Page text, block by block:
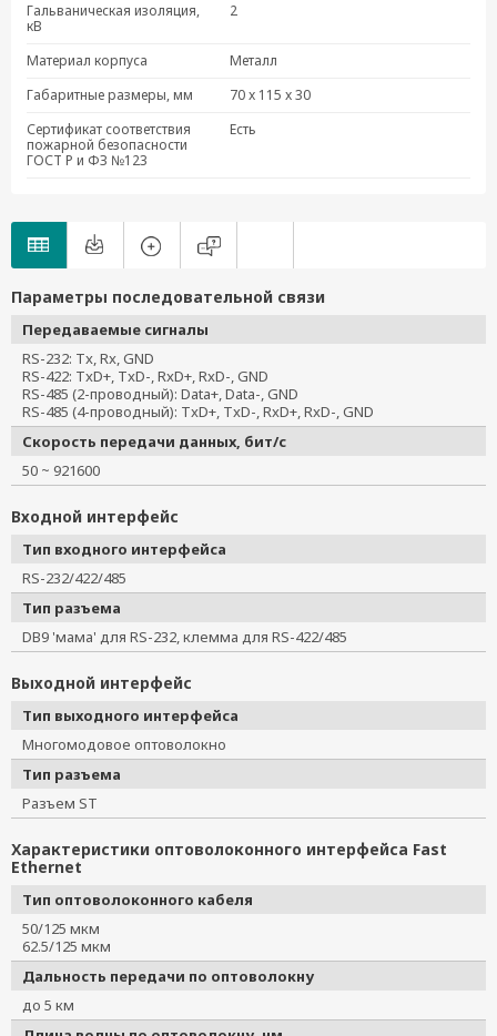
ICF-1150I-S-ST-T-IEX
ICF-1150-M-SC-T-IEX
ICF-1150-M-ST-IEX
ICF-1150-M-ST-T-IEX
ICF-1150-S-SC-IEX
ICF-1150-S-ST-T-IEX
ICF-1150-M-SC
ICF-1150-S-SC
ICF-1150-M-SC-T
ICF-1150-S-SC-T
ICF-1150I-M-SC
ICF-1150I-S-SC
ICF-1150I-M-SC-T
ICF-1150I-S-SC-T
Гальваническая изоляция,
кВ
2
Материал корпуса
Металл
Габаритные размеры, мм
70 x 115 x 30
Сертификат соответствия
пожарной безопасности
ГОСТ Р и ФЗ №123
Есть
Параметры последовательной связи
Передаваемые сигналы
RS-232: Tx, Rx, GND
RS-422: TxD+, TxD-, RxD+, RxD-, GND
RS-485 (2-проводный): Data+, Data-, GND
RS-485 (4-проводный): TxD+, TxD-, RxD+, RxD-, GND
Скорость передачи данных, бит/с
50 ~ 921600
Входной интерфейс
Тип входного интерфейса
RS-232/422/485
Тип разъема
DB9 'мама' для RS-232, клемма для RS-422/485
Выходной интерфейс
Тип выходного интерфейса
Многомодовое оптоволокно
Тип разъема
Разъем ST
Характеристики оптоволоконного интерфейса Fast
Ethernet
Тип оптоволоконного кабеля
50/125 мкм
62.5/125 мкм
Дальность передачи по оптоволокну
до 5 км